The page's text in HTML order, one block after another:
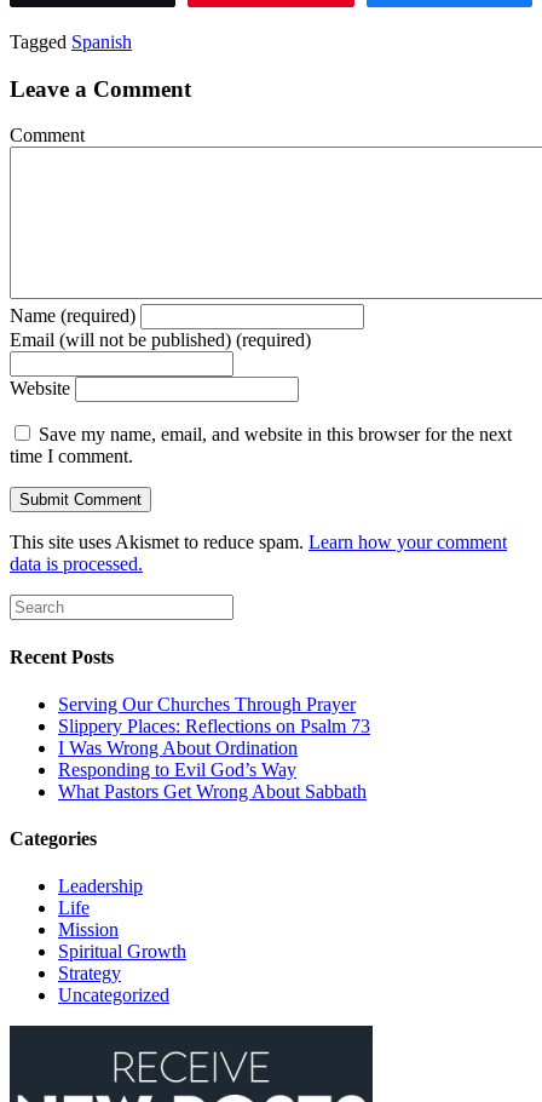
Tagged Spanish
Leave a Comment
Comment
Name (required)
Email (will not be published) (required)
Website
Save my name, email, and website in this browser for the next
time I comment.
This site uses Akismet to reduce spam. Learn how your comment
data is processed.
Recent Posts
Serving Our Churches Through Prayer
Slippery Places: Reflections on Psalm 73
I Was Wrong About Ordination
Responding to Evil God’s Way
What Pastors Get Wrong About Sabbath
Categories
Leadership
Life
Mission
Spiritual Growth
Strategy
Uncategorized